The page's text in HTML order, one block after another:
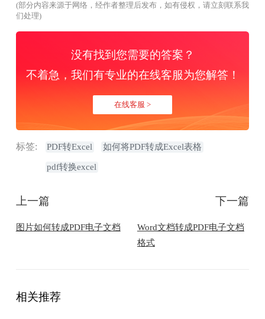
(部分内容来源于网络，经作者整理后发布，如有侵权，请立刻联系我
们处理)
没有找到您需要的答案？
不着急，我们有专业的在线客服为您解答！
在线客服 >
标签: PDF转Excel 如何将PDF转成Excel表格
pdf转换excel
上一篇
图片如何转成PDF电子文档
下一篇
Word文档转成PDF电子文档
格式
相关推荐